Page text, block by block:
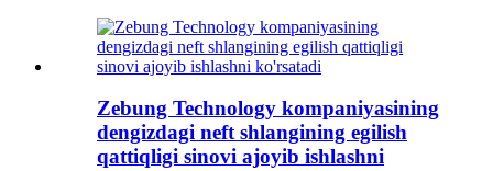
Zebung Technology kompaniyasining
dengizdagi neft shlangining egilish
qattiqligi sinovi ajoyib ishlashni